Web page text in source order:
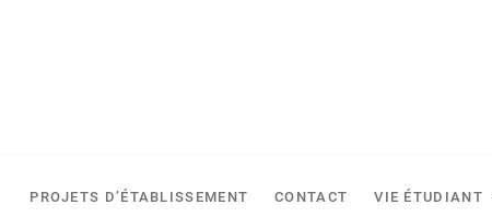
PROJETS D’ÉTABLISSEMENT CONTACT VIE ÉTUDIANT